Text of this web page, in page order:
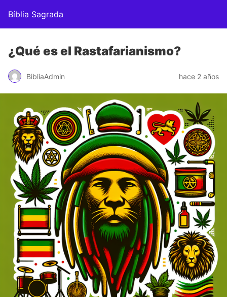
Bíblia Sagrada
¿Qué es el Rastafarianismo?
BibliaAdmin hace 2 años